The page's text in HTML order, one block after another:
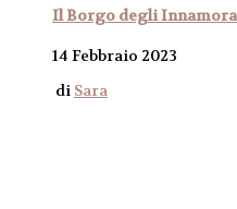
Il Borgo degli
14 Febbraio 2023
di Sara